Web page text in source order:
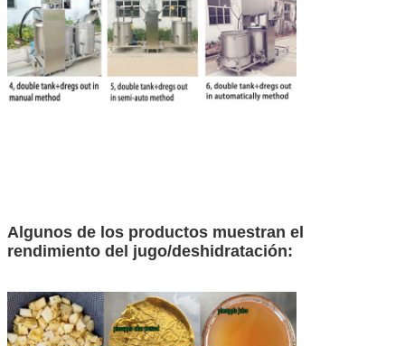
¡Te llamaremos pronto!
Algunos de los productos muestran el
rendimiento del jugo/deshidratación: